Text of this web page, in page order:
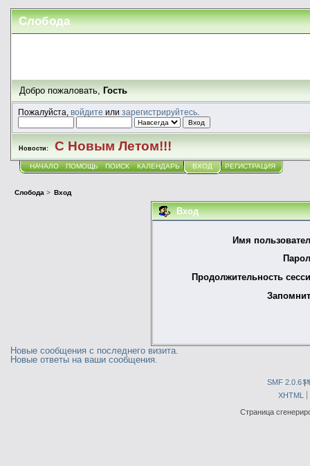
Слобода
Добро пожаловать,Гость
Пожалуйста, войдите или зарегистрируйтесь.
Новости: С Новым Летом!!!
НАЧАЛО ПОМОЩЬ ПОИСК КАЛЕНДАРЬ ВХОД РЕГИСТРАЦИЯ
Слобода > Вход
Вход
Имя
Продолжительность
Новые сообщения с последнего визита.
Новые ответы на ваши сообщения.
SMF 2.0.6|
XHTML
Страница